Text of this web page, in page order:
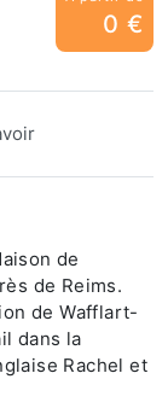
0 €
de
de Reims.
de Wafflart-
dans la
Rachel et